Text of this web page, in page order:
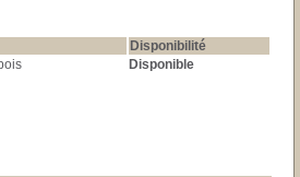
Disponibilité
Disponible